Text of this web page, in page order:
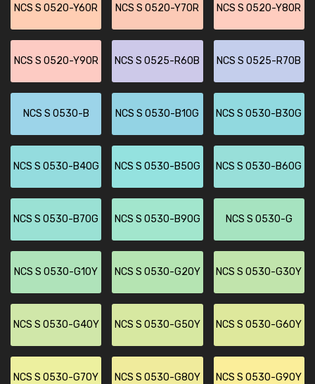
NCS S 0520-Y60R NCS S 0520-Y70R NCS S 0520-Y80R
NCS S 0520-Y90R NCS S 0525-R60B NCS S 0525-R70B
NCS S 0530-B NCS S 0530-B10G NCS S 0530-B30G
NCS S 0530-B40G NCS S 0530-B50G NCS S 0530-B60G
NCS S 0530-B70G NCS S 0530-B90G NCS S 0530-G
NCS S 0530-G10Y NCS S 0530-G20Y NCS S 0530-G30Y
NCS S 0530-G40Y NCS S 0530-G50Y NCS S 0530-G60Y
NCS S 0530-G70Y NCS S 0530-G80Y NCS S 0530-G90Y